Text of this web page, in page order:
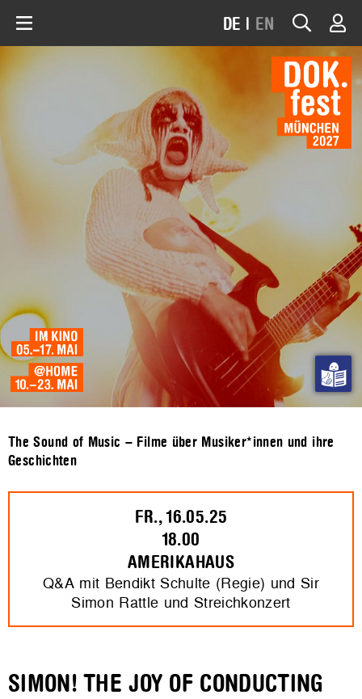
DE | EN
The Sound of Music – Filme über Musiker*innen und ihre
Geschichten
FR., 16.05.25
18.00
AMERIKAHAUS
Q&A mit Bendikt Schulte (Regie) und Sir
Simon Rattle und Streichkonzert
SIMON! THE JOY OF CONDUCTING